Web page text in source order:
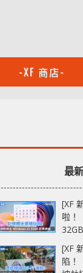
-XF 商店-
最
[XF
啦！
[XF
陷！